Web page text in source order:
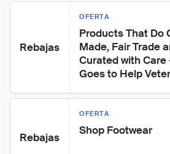
Rebajas
OFERTA
Products That Do
Made, Fair Trade
Curated with Care
Goes to Help
Rebajas
OFERTA
Shop Footwear